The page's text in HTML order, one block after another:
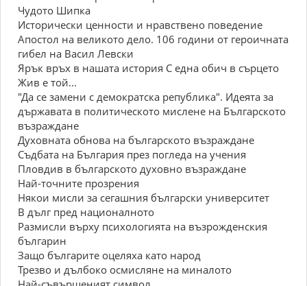
Чудото Шипка
Исторически ценности и нравствено поведение
Апостол на великото дело. 106 години от героичната
гибел на Васил Левски
Ярък връх в нашата история С една обич в сърцето
Жив е той...
"Да се замени с демократска република". Идеята за
държавата в политическото мислене на Българското
възраждане
Духовната обнова на българското възраждане
Съдбата на България през погледа на учения
Пловдив в българското духовно възраждане
Най-точните прозрения
Някои мисли за сегашния български университет
В дълг пред националното
Размисли върху психологията на възрожденския
българин
Защо българите оцеляха като народ
Трезво и дълбоко осмисляне на миналото